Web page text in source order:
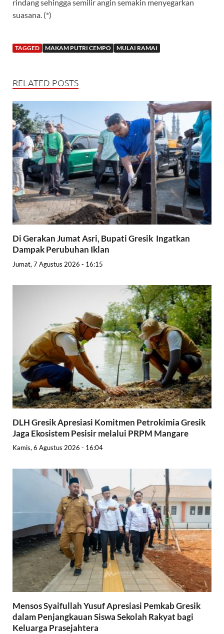
rindang sehingga semilir angin semakin menyegarkan
suasana. (*)
TAGGED MAKAM PUTRI CEMPO MULAI RAMAI
RELATED POSTS
Di Gerakan Jumat Asri, Bupati Gresik Ingatkan
Dampak Perubuhan Iklan
Jumat, 7 Agustus 2026 - 16:15
DLH Gresik Apresiasi Komitmen Petrokimia Gresik
Jaga Ekosistem Pesisir melalui PRPM Mangare
Kamis, 6 Agustus 2026 - 16:04
Mensos Syaifullah Yusuf Apresiasi Pemkab Gresik
dalam Penjangkauan Siswa Sekolah Rakyat bagi
Keluarga Prasejahtera